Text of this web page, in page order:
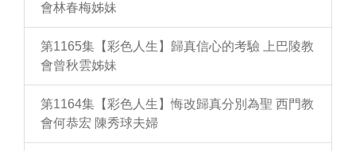
會林春梅姊妹
第1165集【彩色人生】歸真信心的考驗 上巴陵教
會曾秋雲姊妹
第1164集【彩色人生】悔改歸真分別為聖 西門教
會何恭宏 陳秀球夫婦